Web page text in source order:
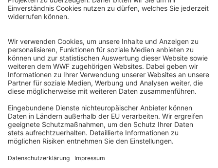
Reinhardtstr. 18
10117 Berlin
Ihre Spende kann steuerlich geltend gemacht werden
Registriert als Stiftung WWF Deutschland, Senatsverwaltung für
Justiz Berlin, Az: 3416/976/2
Umsatzsteuer-Identifikationsnummer: DE 114236103
Freistellungsbescheid: Als gemeinnützige Körperschaft befreit
von der Körperschaftssteuer gem. §5 I 9 KStg. unter der
Steuernummer 27/641/09321